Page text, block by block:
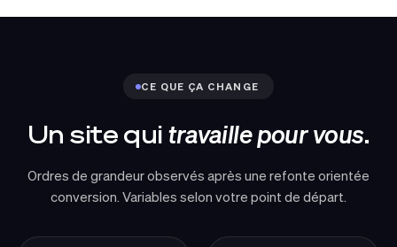
CE QUE ÇA CHANGE
Un site quitravaille pour vous.
Ordres de grandeur observés après une refonte orientée
conversion. Variables selon votre point de départ.